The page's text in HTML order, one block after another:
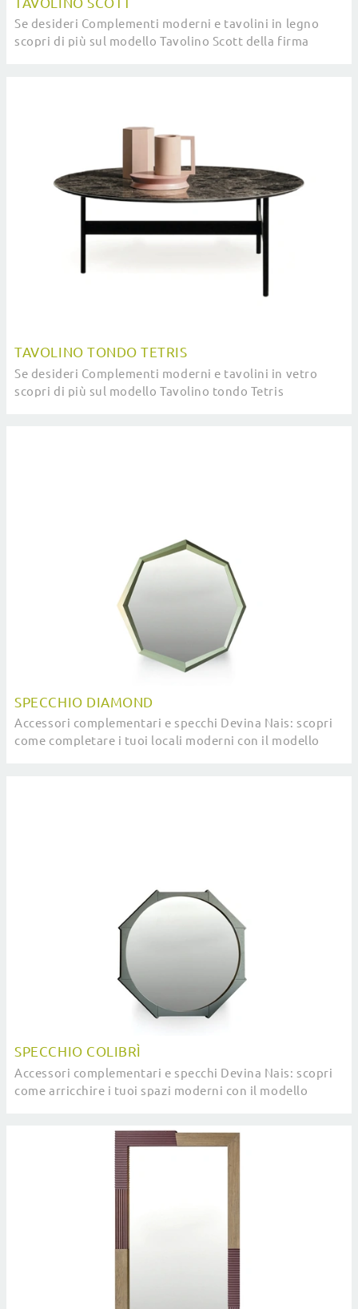
Se desideri Complementi moderni e tavolini in legno
scopri di più sul modello Tavolino Scott della firma
TAVOLINO TONDO TETRIS
Se desideri Complementi moderni e tavolini in vetro
scopri di più sul modello Tavolino tondo Tetris
SPECCHIO DIAMOND
Accessori complementari e specchi Devina Nais: scopri
come completare i tuoi locali moderni con il modello
SPECCHIO COLIBRÌ
Accessori complementari e specchi Devina Nais: scopri
come arricchire i tuoi spazi moderni con il modello